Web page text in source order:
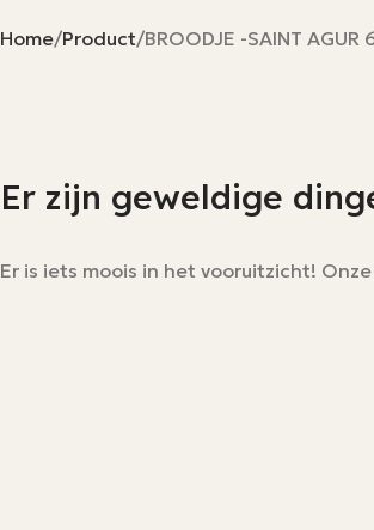
Home Product BROODJE -SAINT AGUR
Er zijn geweldige
Er is iets moois in het vooruitzicht!